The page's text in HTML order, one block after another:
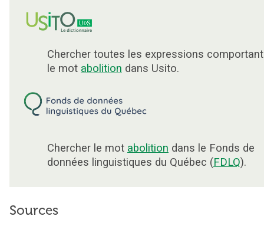
Chercher toutes les expressions comportant
le mot abolition dans Usito.
Chercher le mot abolition dans le Fonds de
données linguistiques du Québec (FDLQ).
Sources